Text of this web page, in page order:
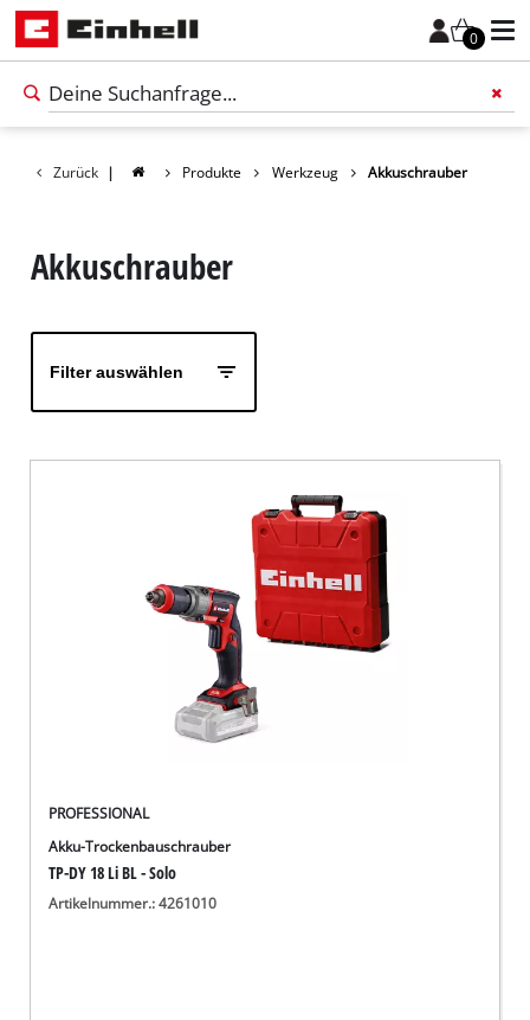
0
Zurück | Produkte Werkzeug Akkuschrauber
Akkuschrauber
Filter auswählen
PROFESSIONAL
Akku-Trockenbauschrauber
TP-DY 18 Li BL - Solo
Artikelnummer.: 4261010